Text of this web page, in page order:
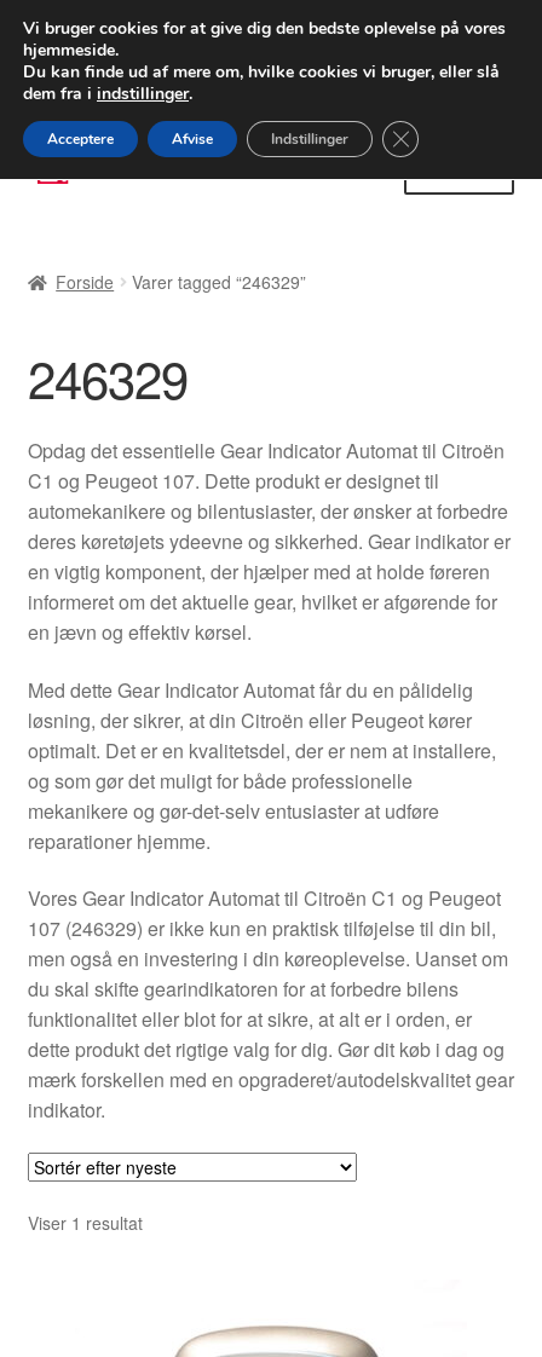
LEVERING fra 55 kr.
FEDEX verdensomspændende forsendelse
80 82 72 02
Spring
til
Spring
til
Betalinger
Kasse
Klageprocedure
Kontakte
Kurv
Levering
Min Konto
Om os
Vilkår og betingelser
Forside Varer tagged “246329”
246329
Opdag det essentielle Gear Indicator Automat til Citroën
C1 og Peugeot 107. Dette produkt er designet til
automekanikere og bilentusiaster, der ønsker at forbedre
deres køretøjets ydeevne og sikkerhed. Gear indikator er
en vigtig komponent, der hjælper med at holde føreren
informeret om det aktuelle gear, hvilket er afgørende for
en jævn og effektiv kørsel.
Med dette Gear Indicator Automat får du en pålidelig
løsning, der sikrer, at din Citroën eller Peugeot kører
optimalt. Det er en kvalitetsdel, der er nem at installere,
og som gør det muligt for både professionelle
mekanikere og gør-det-selv entusiaster at udføre
reparationer hjemme.
Vores Gear Indicator Automat til Citroën C1 og Peugeot
107 (246329) er ikke kun en praktisk tilføjelse til din bil,
men også en investering i din køreoplevelse. Uanset om
du skal skifte gearindikatoren for at forbedre bilens
funktionalitet eller blot for at sikre, at alt er i orden, er
dette produkt det rigtige valg for dig. Gør dit køb i dag og
mærk forskellen med en opgraderet/autodelskvalitet gear
indikator.
Viser 1 resultat
Vi bruger cookies for at give dig den bedste oplevelse på vores
hjemmeside.
Du kan finde ud af mere om, hvilke cookies vi bruger, eller slå
dem fra i indstillinger.
Acceptere Afvise Indstillinger Close GDPR